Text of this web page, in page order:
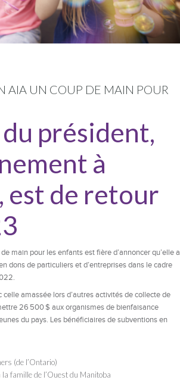
AIA UN COUP DE MAIN POUR
président,
à
est de retour
main pour les enfants est fière d’annoncer qu’elle a
dons de particuliers et d’entreprises dans le cadre
amassée lors d’autres activités de collecte de
26 500 $ aux organismes de bienfaisance
du pays. Les bénéficiaires de subventions en
(de l’Ontario)
la famille de l’Ouest du Manitoba